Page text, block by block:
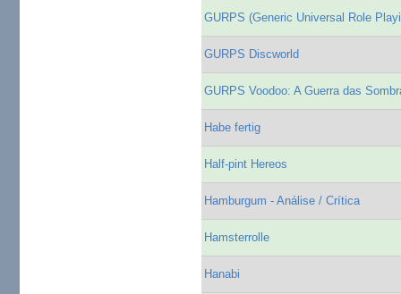
GURPS (Generic Universal Role
GURPS Discworld
GURPS Voodoo: A Guerra das
Habe fertig
Half-pint Hereos
Hamburgum - Análise / Crítica
Hamsterrolle
Hanabi